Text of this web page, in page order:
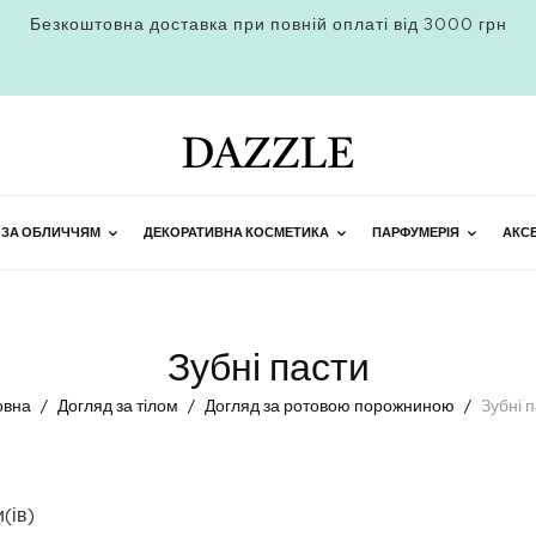
Безкоштовна доставка при повній оплаті від 3000 грн
ОБЛИЧЧЯМ ДЕКОРАТИВНА КОСМЕТИКА ПАРФУМЕРІЯ
Зубні пасти
Догляд за тілом Догляд за ротовою порожниною Зубні